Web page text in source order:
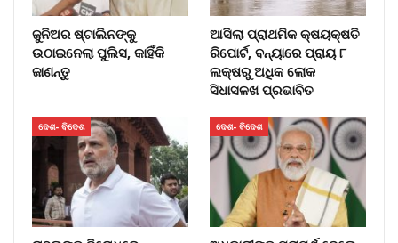
ଜୁନିଅର ଷ୍ଟାଲିନଙ୍କୁ
ଉଠାଇନେଲା ପୁଲିସ, କାହିଁକି
ଜାଣନ୍ତୁ
ଆସିଲା ପ୍ରାଥମିକ କ୍ଷୟକ୍ଷତି
ରିପୋର୍ଟ, ବନ୍ୟାରେ ପ୍ରାୟ ୮
ଲକ୍ଷରୁ ଅଧିକ ଲୋକ
ସିଧାସଳଖ ପ୍ରଭାବିତ
ଦେଶ- ବିଦେଶ ଦେଶ- ବିଦେଶ